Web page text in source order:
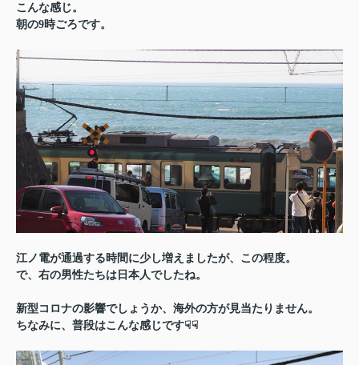
こんな感じ。
朝の9時ごろです。
江ノ電が通過する時間に少し増えましたが、この程度。
で、右の男性たちは日本人でしたね。
新型コロナの影響でしょうか、海外の方が見当たりません。
ちなみに、普段はこんな感じです☟☟